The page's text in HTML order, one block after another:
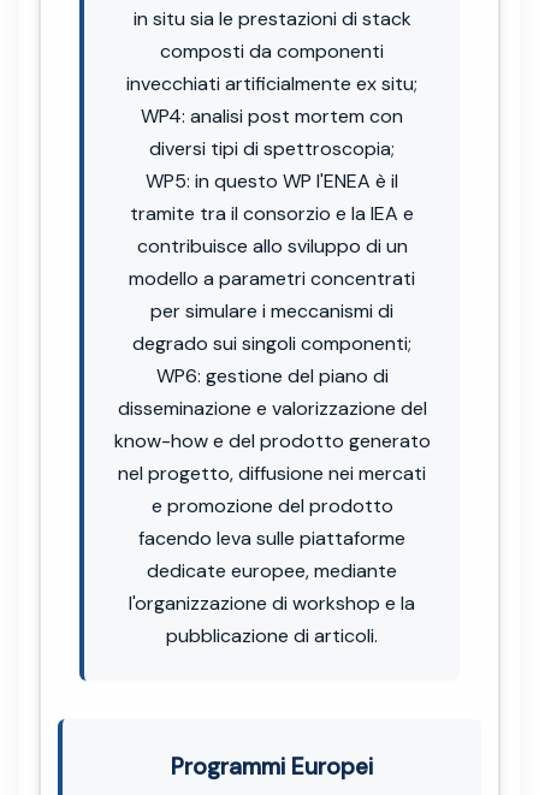
in situ sia le prestazioni di stack
composti da componenti
invecchiati artificialmente ex situ;
WP4: analisi post mortem con
diversi tipi di spettroscopia;
WP5: in questo WP l'ENEA è il
tramite tra il consorzio e la IEA e
contribuisce allo sviluppo di un
modello a parametri concentrati
per simulare i meccanismi di
degrado sui singoli componenti;
WP6: gestione del piano di
disseminazione e valorizzazione del
know-how e del prodotto generato
nel progetto, diffusione nei mercati
e promozione del prodotto
facendo leva sulle piattaforme
dedicate europee, mediante
l'organizzazione di workshop e la
pubblicazione di articoli.
Programmi Europei